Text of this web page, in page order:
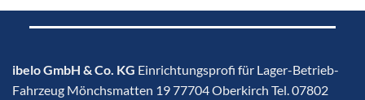
ibelo GmbH & Co. KG Einrichtungsprofi für Lager-Betrieb-
Fahrzeug Mönchsmatten 19 77704 Oberkirch Tel. 07802